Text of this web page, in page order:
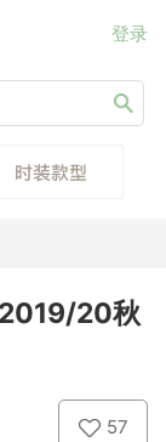
登录
20秋
57